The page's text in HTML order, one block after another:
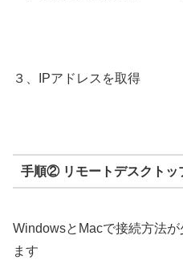
３、IPアドレスを取得
手順② リモートデスクトッ
WindowsとMacで接続方法
ます